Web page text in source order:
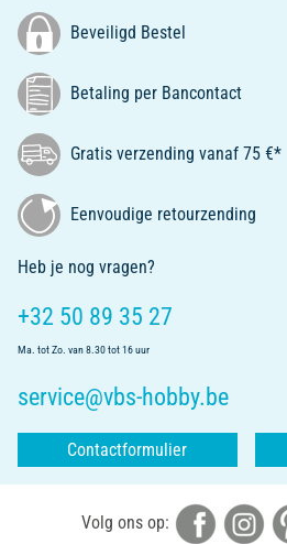
Beveiligd Bestel
Betaling per Bancontact
Gratis verzending vanaf 75 €*
Eenvoudige retourzending
Heb je nog vragen?
+32 50 89 35 27
Ma. tot Zo. van 8.30 tot 16 uur
service@vbs-hobby.be
Contactformulier
Volg ons op: